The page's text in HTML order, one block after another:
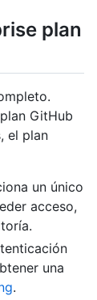
plan
GitHub
el plan
un único
acceso,
una
.